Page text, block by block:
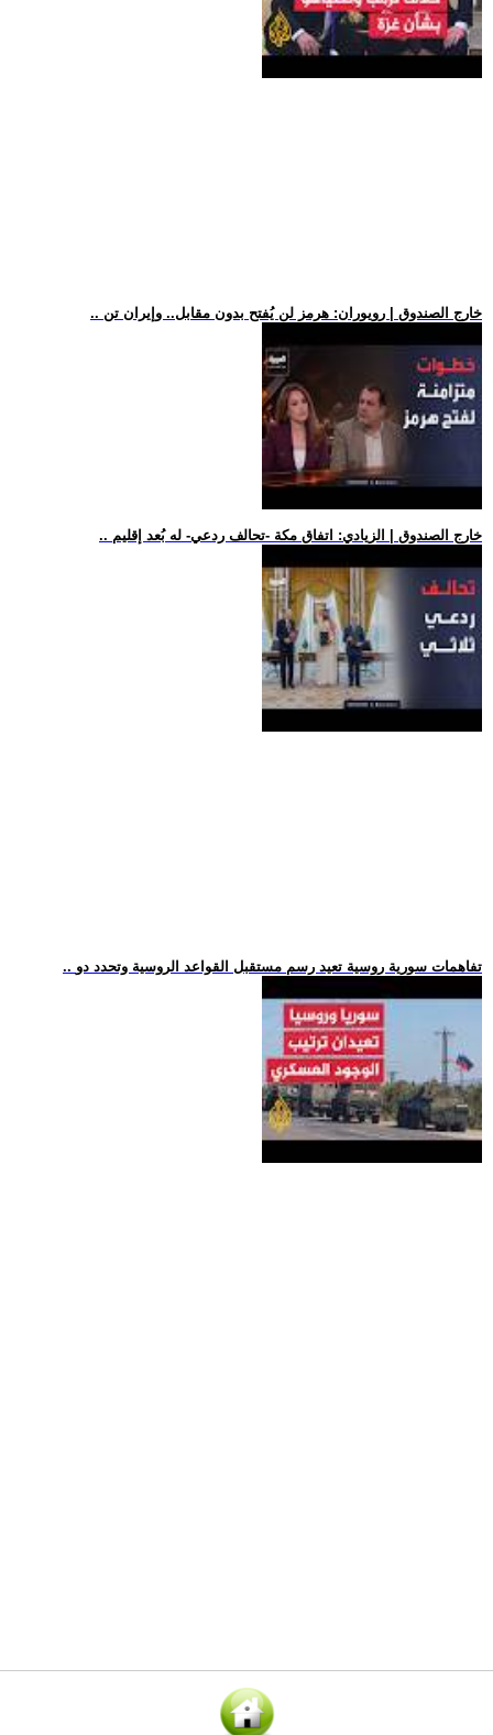
.. خارج الصندوق | رويوران: هرمز لن يُفتح بدون مقابل.. وإيران تن
.. خارج الصندوق | الزيادي: اتفاق مكة -تحالف ردعي- له بُعد إقليم
.. تفاهمات سورية روسية تعيد رسم مستقبل القواعد الروسية وتحدد دو